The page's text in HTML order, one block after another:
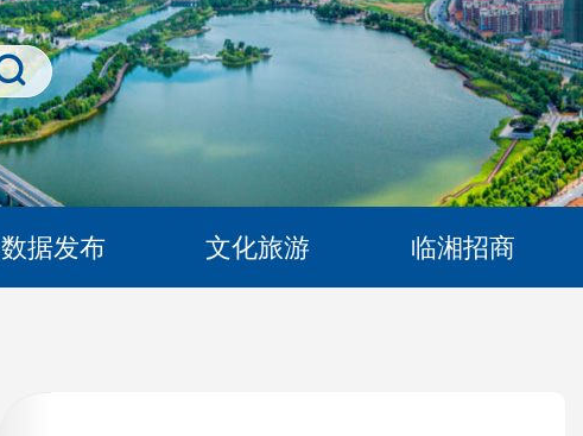
数据发布 文化旅游 临湘招商